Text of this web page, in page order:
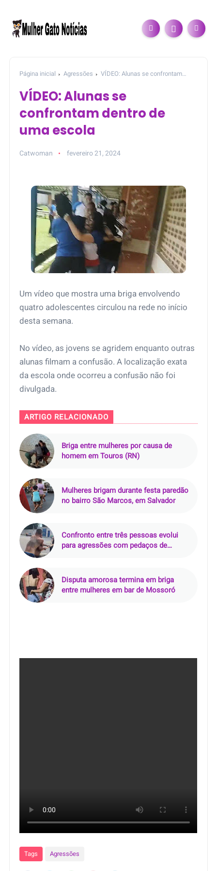
Página inicial Agressões
VÍDEO: Alunas se confrontam
dentro de uma escola
VÍDEO: Alunas se
confrontam dentro de
uma escola
Catwoman fevereiro 21, 2024
Um vídeo que mostra uma briga envolvendo
quatro adolescentes circulou na rede no início
desta semana.
No vídeo, as jovens se agridem enquanto outras
alunas filmam a confusão. A localização exata
da escola onde ocorreu a confusão não foi
divulgada.
ARTIGO RELACIONADO
Briga entre mulheres por causa de
homem em Touros (RN)
Mulheres brigam durante festa paredão
no bairro São Marcos, em Salvador
Confronto entre três pessoas evolui
para agressões com pedaços de
Disputa amorosa termina em briga
entre mulheres em bar de Mossoró
Tags Agressões